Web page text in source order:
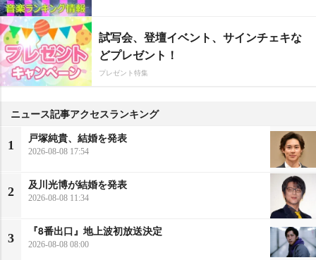
試写会、登壇イベント、サインチェキな
どプレゼント！
プレゼント特集
ニュース記事アクセスランキング
1
戸塚純貴、結婚を発表
2026-08-08 17:54
2
及川光博が結婚を発表
2026-08-08 11:34
3
『8番出口』地上波初放送決定
2026-08-08 08:00